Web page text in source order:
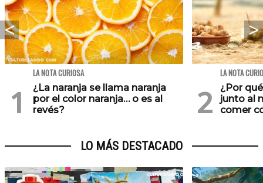
LA NOTA CURIOSA
¿La naranja se llama naranja
por el color naranja… o es al
revés?
LA NOTA
¿Por
junto al
comer
LO MÁS DESTACADO